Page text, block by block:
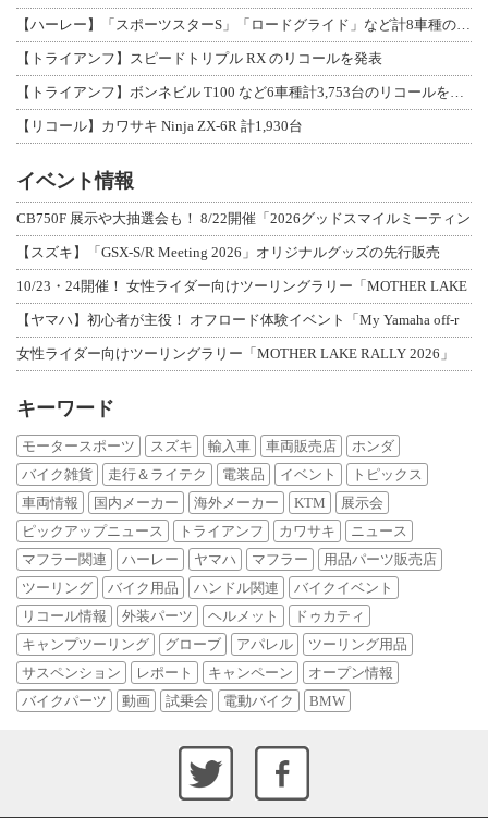
【トライアンフ】スピードトリプル RX のリコールを発表
【リコール】カワサキ Ninja ZX-6R 計1,930台
イベント情報
CB750F 展示や大抽選会も！ 8/22開催「2026グッドスマイルミーティン
【スズキ】「GSX-S/R Meeting 2026」オリジナルグッズの先行販売
10/23・24開催！ 女性ライダー向けツーリングラリー「MOTHER LAKE
【ヤマハ】初心者が主役！ オフロード体験イベント「My Yamaha off-r
女性ライダー向けツーリングラリー「MOTHER LAKE RALLY 2026」
キーワード
モータースポーツ スズキ 輸入車 車両販売店
ホンダ
バイク雑貨
走行＆ライテク 電装品 イベント
トピックス
車両情報
国内メーカー 海外メーカー KTM
展示会
ピックアップニュース
トライアンフ カワサキ
ニュース
マフラー関連
ハーレー ヤマハ マフラー
用品パーツ販売店
ツーリング
バイク用品 ハンドル関連
バイクイベント
リコール情報
外装パーツ ヘルメット
ドゥカティ
キャンプツーリング
グローブ アパレル
ツーリング用品
サスペンション
レポート キャンペーン
オープン情報
バイクパーツ
動画 試乗会 電動バイク BMW